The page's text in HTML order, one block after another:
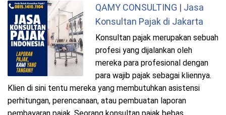
QAMY CONSULTING | Jasa
Konsultan Pajak di Jakarta
Konsultan pajak merupakan sebuah
profesi yang dijalankan oleh
mereka para profesional dengan
para wajib pajak sebagai kliennya.
Klien di sini tentu mereka yang membutuhkan asistensi
perhitungan, perencanaan, atau pembuatan laporan
pembayaran pajak. Seorang konsultan pajak bebas